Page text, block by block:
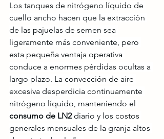
Los tanques de nitrógeno líquido de
cuello ancho hacen que la extracción
de las pajuelas de semen sea
ligeramente más conveniente, pero
esta pequeña ventaja operativa
conduce a enormes pérdidas ocultas a
largo plazo. La convección de aire
excesiva desperdicia continuamente
nitrógeno líquido, manteniendo el
consumo de LN2 diario y los costos
generales mensuales de la granja altos